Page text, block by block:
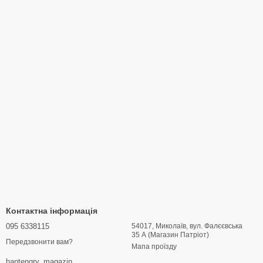
Контактна інформація
095 6338115
Передзвонити вам?
54017, Миколаїв, вул. Фалєєвська
35 А (Магазин Патріот)
Мапа проїзду